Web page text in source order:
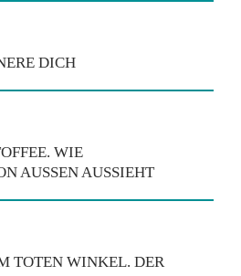
DICH
WIE
AUSSEN AUSSIEHT
TOTEN WINKEL. DER